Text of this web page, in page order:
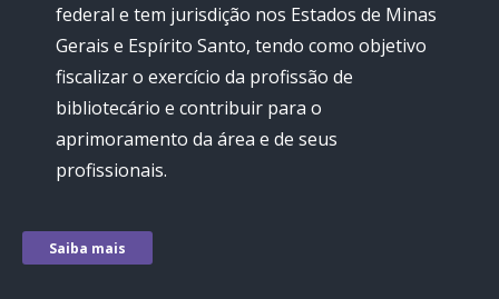
federal e tem jurisdição nos Estados de Minas
Gerais e Espírito Santo, tendo como objetivo
fiscalizar o exercício da profissão de
bibliotecário e contribuir para o
aprimoramento da área e de seus
profissionais.
Saiba mais